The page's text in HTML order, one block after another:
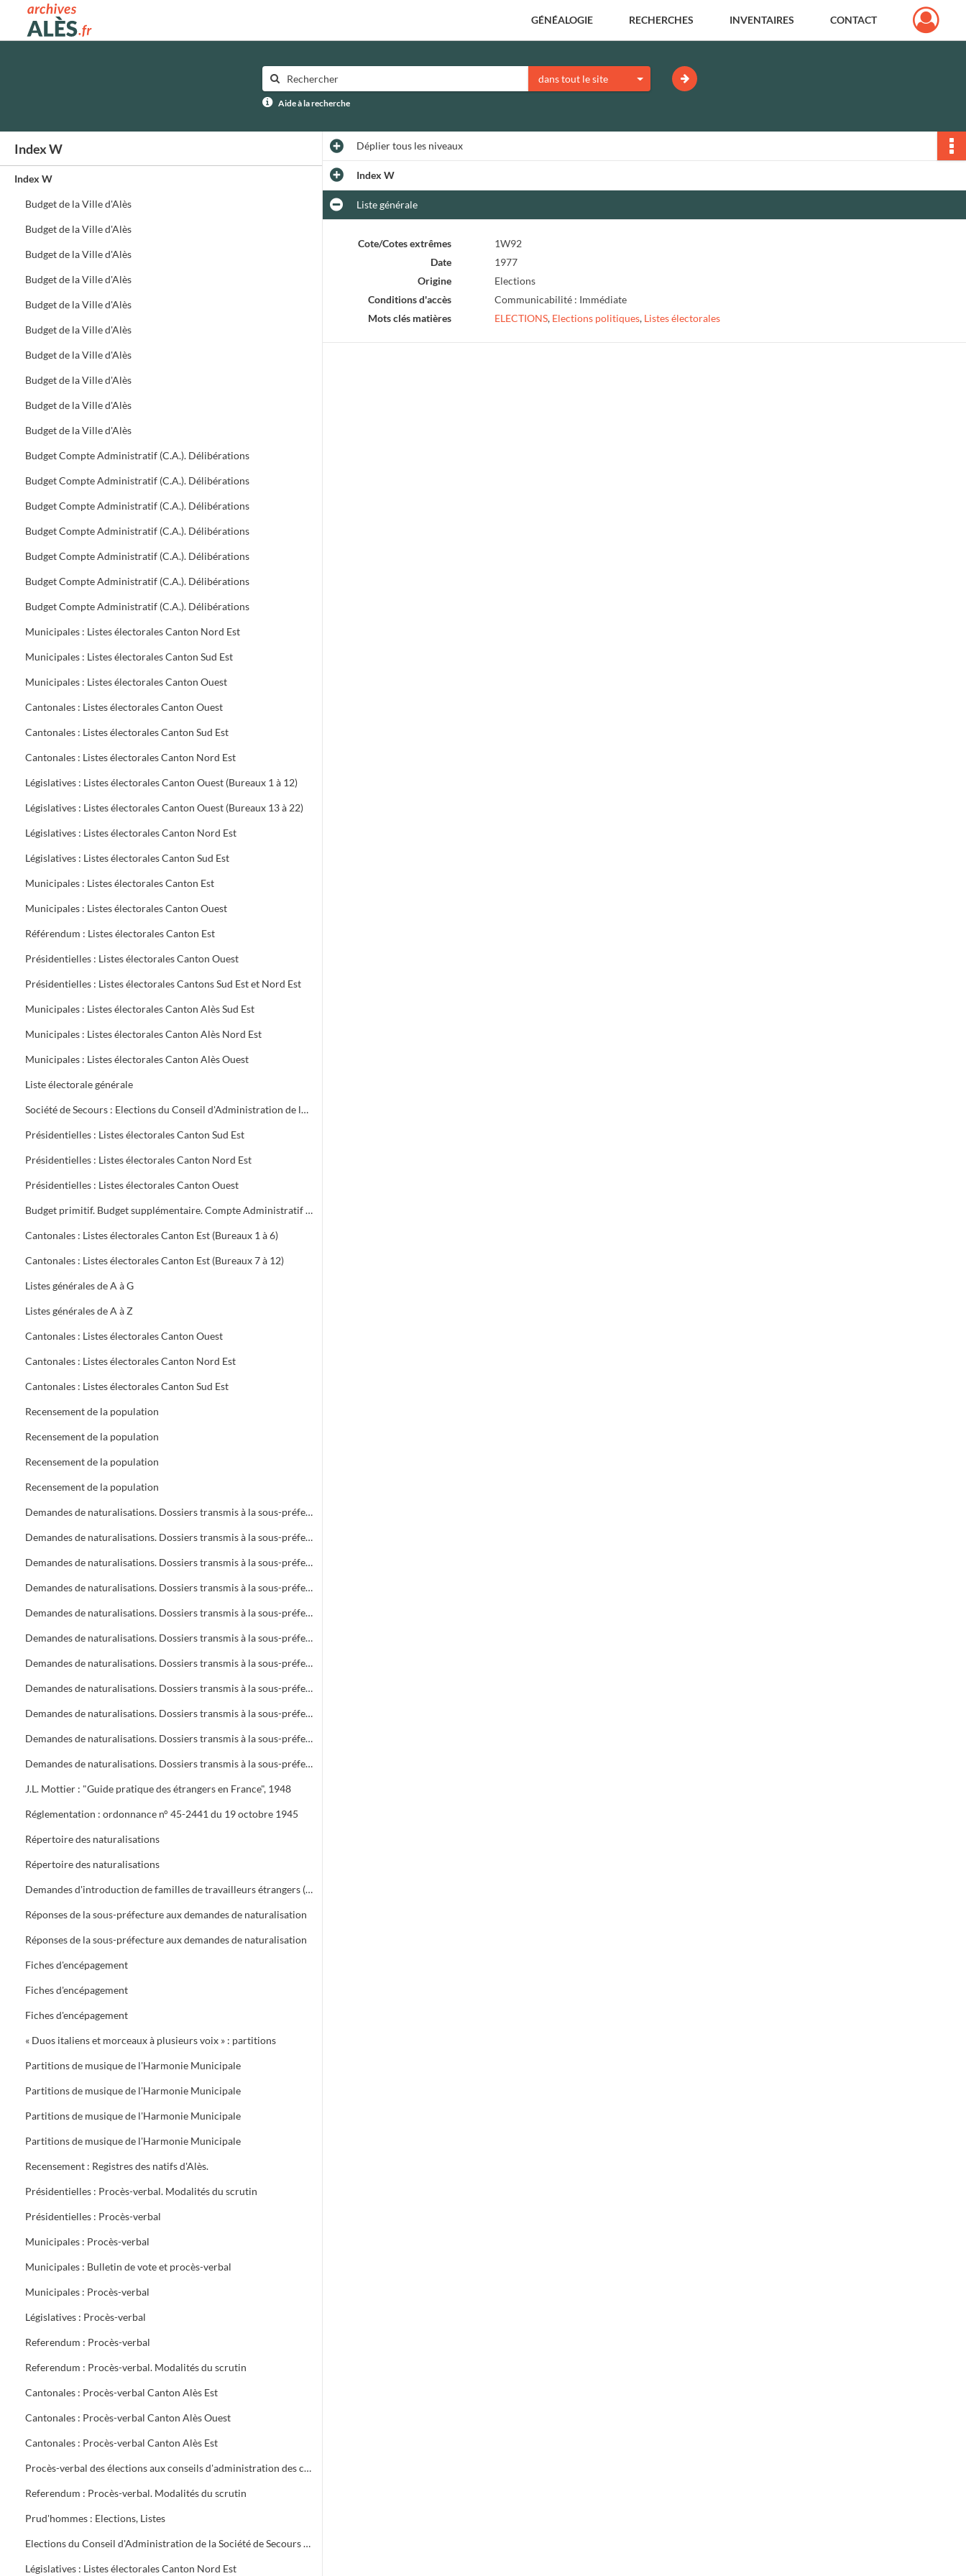
Archives municipales d'Alès GÉNÉALOGIE RECHERCHES INVENTAIRES CONTACT
dans tout le site
Aide à la recherche
Index W
Index W
Budget de la Ville d'Alès
Budget de la Ville d'Alès
Budget de la Ville d'Alès
Budget de la Ville d'Alès
Budget de la Ville d'Alès
Budget de la Ville d'Alès
Budget de la Ville d'Alès
Budget de la Ville d'Alès
Budget de la Ville d'Alès
Budget de la Ville d'Alès
Budget Compte Administratif (C.A.). Délibérations
Budget Compte Administratif (C.A.). Délibérations
Budget Compte Administratif (C.A.). Délibérations
Budget Compte Administratif (C.A.). Délibérations
Budget Compte Administratif (C.A.). Délibérations
Budget Compte Administratif (C.A.). Délibérations
Budget Compte Administratif (C.A.). Délibérations
Municipales : Listes électorales Canton Nord Est
Municipales : Listes électorales Canton Sud Est
Municipales : Listes électorales Canton Ouest
Cantonales : Listes électorales Canton Ouest
Cantonales : Listes électorales Canton Sud Est
Cantonales : Listes électorales Canton Nord Est
Législatives : Listes électorales Canton Ouest (Bureaux 1 à 12)
Législatives : Listes électorales Canton Ouest (Bureaux 13 à 22)
Législatives : Listes électorales Canton Nord Est
Législatives : Listes électorales Canton Sud Est
Municipales : Listes électorales Canton Est
Municipales : Listes électorales Canton Ouest
Référendum : Listes électorales Canton Est
Présidentielles : Listes électorales Canton Ouest
Présidentielles : Listes électorales Cantons Sud Est et Nord Est
Municipales : Listes électorales Canton Alès Sud Est
Municipales : Listes électorales Canton Alès Nord Est
Municipales : Listes électorales Canton Alès Ouest
Liste électorale générale
Société de Secours : Elections du Conseil d'Administration de la Société groupe sud des Houillères du Bassin des Cévennes (H.B.C.)
Présidentielles : Listes électorales Canton Sud Est
Présidentielles : Listes électorales Canton Nord Est
Présidentielles : Listes électorales Canton Ouest
Budget primitif. Budget supplémentaire. Compte Administratif (C.A.). Annexes au budget
Cantonales : Listes électorales Canton Est (Bureaux 1 à 6)
Cantonales : Listes électorales Canton Est (Bureaux 7 à 12)
Listes générales de A à G
Listes générales de A à Z
Cantonales : Listes électorales Canton Ouest
Cantonales : Listes électorales Canton Nord Est
Cantonales : Listes électorales Canton Sud Est
Recensement de la population
Recensement de la population
Recensement de la population
Recensement de la population
Demandes de naturalisations. Dossiers transmis à la sous-préfecture
Demandes de naturalisations. Dossiers transmis à la sous-préfecture
Demandes de naturalisations. Dossiers transmis à la sous-préfecture
Demandes de naturalisations. Dossiers transmis à la sous-préfecture
Demandes de naturalisations. Dossiers transmis à la sous-préfecture
Demandes de naturalisations. Dossiers transmis à la sous-préfecture
Demandes de naturalisations. Dossiers transmis à la sous-préfecture
Demandes de naturalisations. Dossiers transmis à la sous-préfecture
Demandes de naturalisations. Dossiers transmis à la sous-préfecture
Demandes de naturalisations. Dossiers transmis à la sous-préfecture
Demandes de naturalisations. Dossiers transmis à la sous-préfecture
J.L. Mottier : "Guide pratique des étrangers en France", 1948
Réglementation : ordonnance n° 45-2441 du 19 octobre 1945
Répertoire des naturalisations
Répertoire des naturalisations
Demandes d'introduction de familles de travailleurs étrangers (regroupement familial). Eléments d'enquête et réglementations
Réponses de la sous-préfecture aux demandes de naturalisation
Réponses de la sous-préfecture aux demandes de naturalisation
Fiches d'encépagement
Fiches d'encépagement
Fiches d'encépagement
« Duos italiens et morceaux à plusieurs voix » : partitions
Partitions de musique de l'Harmonie Municipale
Partitions de musique de l'Harmonie Municipale
Partitions de musique de l'Harmonie Municipale
Partitions de musique de l'Harmonie Municipale
Recensement : Registres des natifs d'Alès.
Présidentielles : Procès-verbal. Modalités du scrutin
Présidentielles : Procès-verbal
Municipales : Procès-verbal
Municipales : Bulletin de vote et procès-verbal
Municipales : Procès-verbal
Législatives : Procès-verbal
Referendum : Procès-verbal
Referendum : Procès-verbal. Modalités du scrutin
Cantonales : Procès-verbal Canton Alès Est
Cantonales : Procès-verbal Canton Alès Ouest
Cantonales : Procès-verbal Canton Alès Est
Procès-verbal des élections aux conseils d'administration des caisses de Sécurité Sociale et d'Allocations familiales
Referendum : Procès-verbal. Modalités du scrutin
Prud'hommes : Elections, Listes
Elections du Conseil d'Administration de la Société de Secours Minière du groupe sud des Houillères du Bassin des Cévennes (H.B.C.)
Législatives : Listes électorales Canton Nord Est
Dépliertous les niveaux
Index W
Liste générale
Cote/Cotes extrêmes
1W92
Date
1977
Origine
Elections
Conditions d'accès
Communicabilité : Immédiate
Mots clés matières
ELECTIONS, Elections politiques, Listes électorales